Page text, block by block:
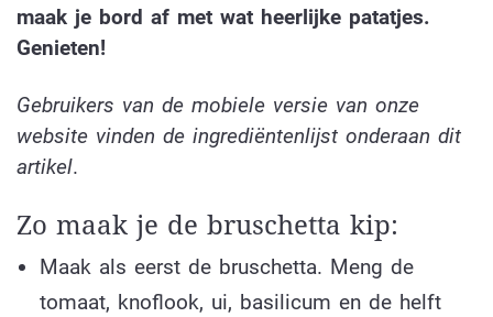
maak je bord af met wat heerlijke patatjes.
Genieten!
Gebruikers van de mobiele versie van onze
website vinden de ingrediëntenlijst onderaan dit
artikel.
Zo maak je de bruschetta kip:
Maak als eerst de bruschetta. Meng de
tomaat, knoflook, ui, basilicum en de helft